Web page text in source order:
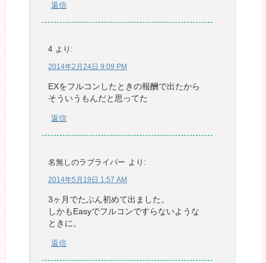
返信
4 より:
2014年2月24日 9:09 PM
EXをフルコンしたときの報酬で出たから
そういうもんだと思ってた
返信
名無しのラブライバー より:
2014年5月19日 1:57 AM
3ヶ月でたぶん初めて出ました。
しかもEasyでフルコンですらないような
ときに。
返信